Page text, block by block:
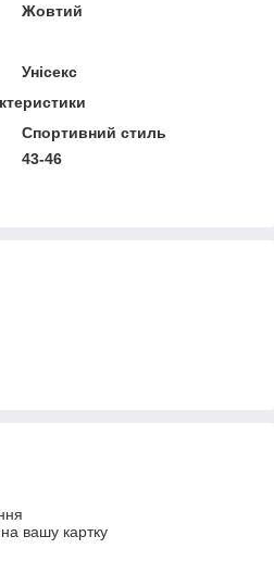
Жовтий
Унісекс
Спортивний стиль
43-46
вашу картку